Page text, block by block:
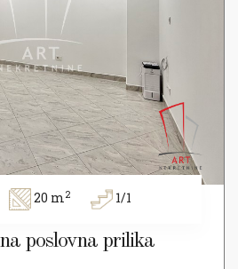
20 m2 1/1
poslovna prilika